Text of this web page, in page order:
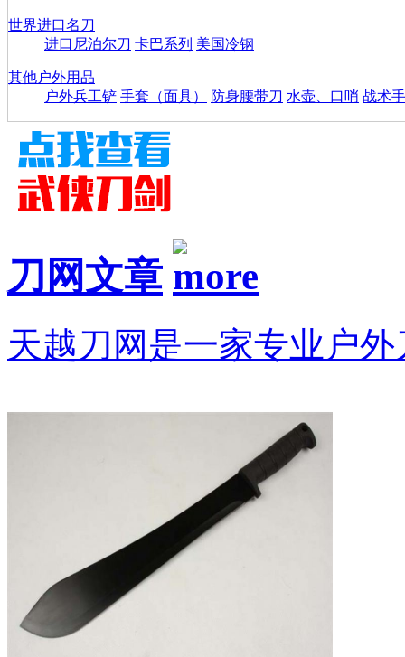
世界进口名刀
进口尼泊尔刀 卡巴系列 美国冷钢
其他户外用品
户外兵工铲 手套（面具） 防身腰带刀 水壶、口哨 战术
刀网文章
天越刀网是一家专业户